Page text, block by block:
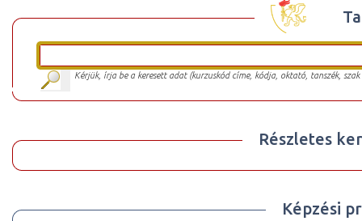
Kérjük, írja be a keresett adat (kurzuskód címe, kódja, oktató, tanszék,
Részletes
Képzési